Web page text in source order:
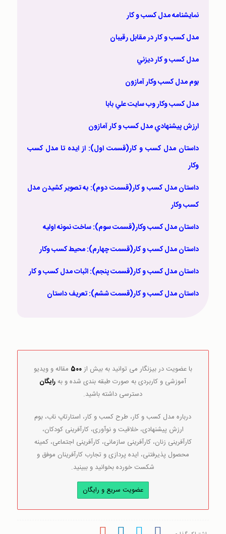
نمايشنامه مدل کسب و کار
مدل کسب و کار در مقابل رقيبان
مدل کسب و کار ديزني
بوم مدل کسب وکار آمازون
مدل کسب وکار وب سايت علي بابا
ارزش پيشنهادي مدل کسب و کار آمازون
داستان مدل کسب و کار(قسمت اول): از ايده تا مدل کسب
وکار
داستان مدل کسب و کار(قسمت دوم): به تصوير کشيدن مدل
کسب وکار
داستان مدل کسب وکار(قسمت سوم): ساخت نمونه اوليه
داستان مدل کسب و کار(قسمت چهارم): محيط کسب وکار
داستان مدل کسب و کار(قسمت پنجم): اثبات مدل کسب و کار
داستان مدل کسب و کار(قسمت ششم): تعريف داستان
با عضویت در بیزنگار می توانید به بیش از500 مقاله و ویدیو
آموزشی و کاربردی به صورت طبقه بندی شده و بهرایگان
دسترسی داشته باشید.
درباره مدل کسب و کار، طرح کسب و کار، استارتاپ ناب، بوم
ارزش پیشنهادی، خلاقیت و نوآوری، کارآفرینی کودکان،
کارآفرینی زنان، کارآفرینی سازمانی، کارآفرینی اجتماعی، کمینه
محصول پذیرفتنی، ایده پردازی و تجارب کارآفرینان موفق و
شکست خورده بخوانید و ببینید.
عضویت سریع و رایگان